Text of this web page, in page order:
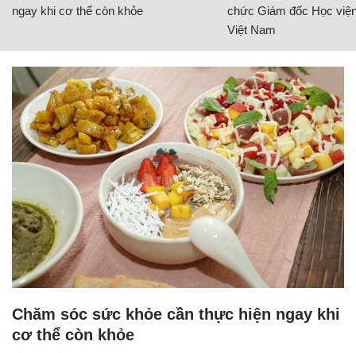
ngay khi cơ thể còn khỏe
chức Giám đốc Học
Việt Nam
Chăm sóc sức khỏe cần thực hiện ngay khi
cơ thể còn khỏe